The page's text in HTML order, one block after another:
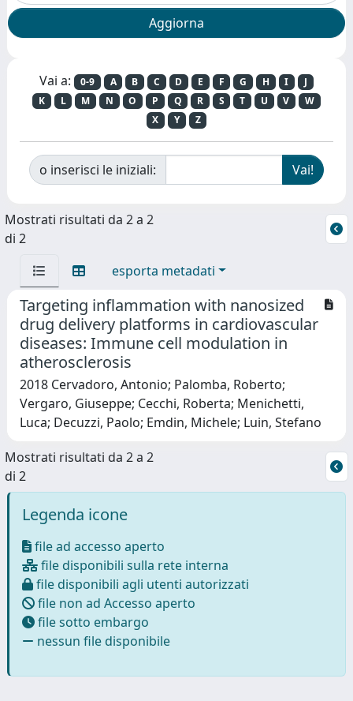
Vai a: 0-9 A B C D E F G H I
J
K
L M N O P Q R S T U V
W
X
Y Z
o inserisci le iniziali:
Mostrati risultati da 2 a 2
di 2
esporta metadati
Targeting inflammation with nanosized
drug delivery platforms in cardiovascular
diseases: Immune cell modulation in
atherosclerosis
2018 Cervadoro, Antonio; Palomba, Roberto;
Vergaro, Giuseppe; Cecchi, Roberta; Menichetti,
Luca; Decuzzi, Paolo; Emdin, Michele; Luin, Stefano
Mostrati risultati da 2 a 2
di 2
Legenda icone
file ad accesso aperto
file disponibili sulla rete interna
file disponibili agli utenti autorizzati
file non ad Accesso aperto
file sotto embargo
nessun file disponibile